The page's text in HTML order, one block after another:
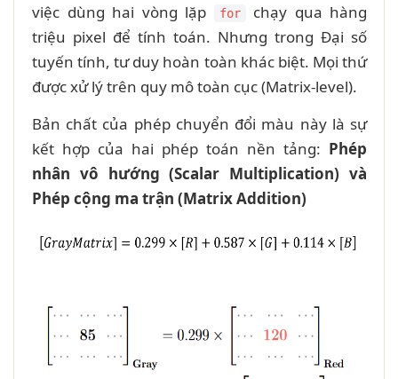
việc dùng hai vòng lặp
for
chạy qua hàng
triệu pixel để tính toán. Nhưng trong Đại số
tuyến tính, tư duy hoàn toàn khác biệt. Mọi thứ
được xử lý trên quy mô toàn cục (Matrix-level).
Bản chất của phép chuyển đổi màu này là sự
kết hợp của hai phép toán nền tảng: Phép
nhân vô hướng (Scalar Multiplication) và
Phép cộng ma trận (Matrix Addition)